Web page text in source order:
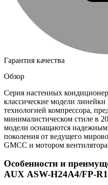
Гарантия качества
Обзор
Серия настенных
классические модели
технологией компрессора,
минималистическом стиле в
модели оснащаются
поколения от ведущего
GMCC и мотором
Особенности и
AUX ASW-H24A4/FP-